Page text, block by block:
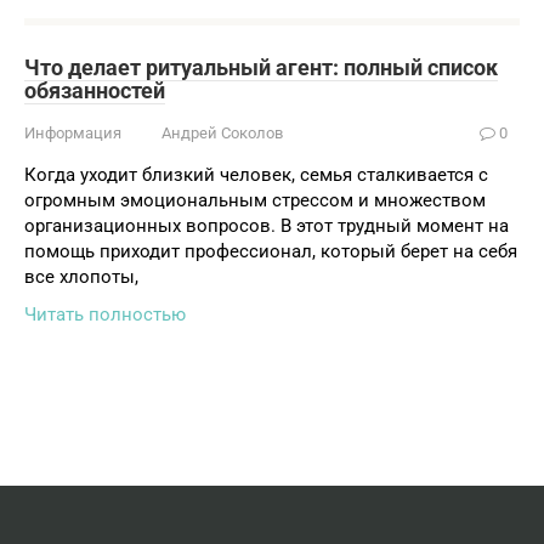
Что делает ритуальный агент: полный список
обязанностей
Информация Андрей Соколов 0
Когда уходит близкий человек, семья сталкивается с
огромным эмоциональным стрессом и множеством
организационных вопросов. В этот трудный момент на
помощь приходит профессионал, который берет на себя
все хлопоты,
Читать полностью